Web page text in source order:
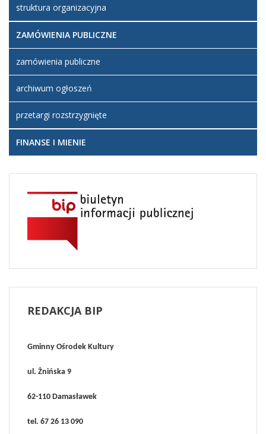
struktura organizacyjna
ZAMÓWIENIA PUBLICZNE
zamówienia publiczne
archiwum ogłoszeń
przetargi rozstrzygnięte
FINANSE I MIENIE
REDAKCJABIP
Gminny Ośrodek Kultury
ul. Żnińska 9
62-110 Damasławek
tel. 67 26 13 090